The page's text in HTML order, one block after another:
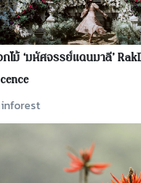
ไม้ ‘มหัศจรรย์แดนมาลี’